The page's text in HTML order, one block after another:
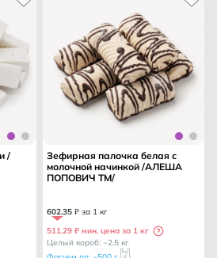
/
Зефирная палочка белая с
молочной начинкой /АЛЕША
ПОПОВИЧ ТМ/
602.35 ₽ за 1 кг
511.29 ₽ мин. цена за 1 кг
Целый короб: ~2.5 кг